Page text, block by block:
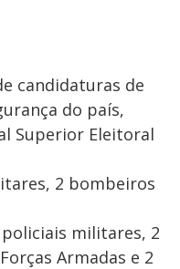
candidaturas de
do país,
Superior Eleitoral
2 bombeiros
militares, 2
Armadas e 2